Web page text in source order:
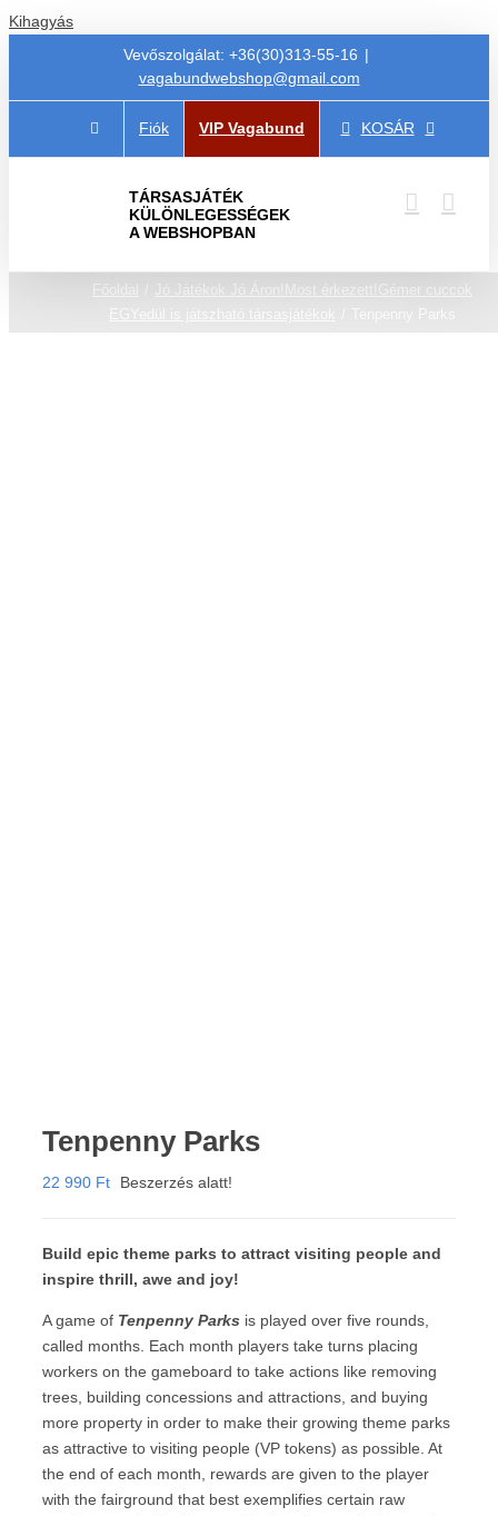
Kihagyás
Vevőszolgálat: +36(30)313-55-16 |
vagabundwebshop@gmail.com
Fiók VIP Vagabund KOSÁR
TÁRSASJÁTÉK
KÜLÖNLEGESSÉGEK
A WEBSHOPBAN
Főoldal Jó Játékok Jó Áron! Most érkezett!
Gémer cuccok
Tenpenny Parks
Tenpenny Parks
22 990 Ft Beszerzés alatt!
Build epic theme parks to attract visiting people and
inspire thrill, awe and joy!
A game of Tenpenny Parks is played over five rounds,
called months. Each month players take turns placing
workers on the gameboard to take actions like removing
trees, building concessions and attractions, and buying
more property in order to make their growing theme parks
as attractive to visiting people (VP tokens) as possible. At
the end of each month, rewards are given to the player
with the fairground that best exemplifies certain raw